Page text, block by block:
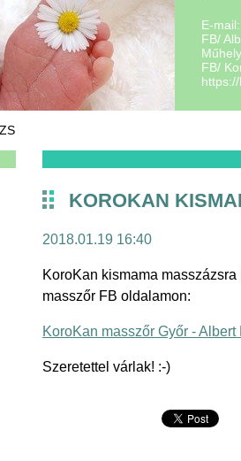
E-mail:
FB/
Műhely
FB/
KOROKAN
2018.01.19 16:40
KoroKan kismama
masszőr FB oldalamon:
KoroKan masszőr Győr - Albert
Szeretettel várlak! :-)